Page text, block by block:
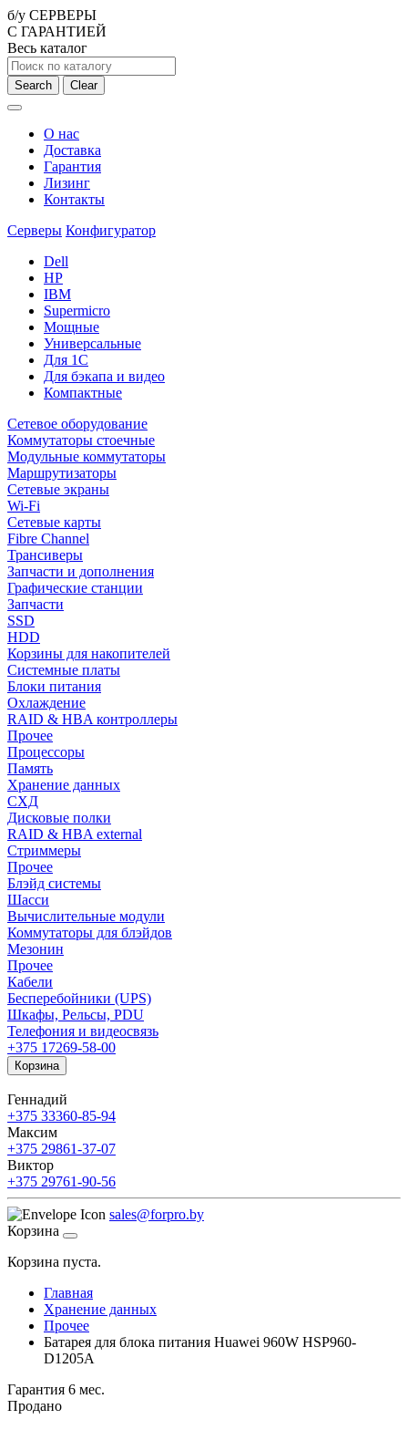
б/у СЕРВЕРЫ
С ГАРАНТИЕЙ
Весь каталог
Search Clear
О нас
Доставка
Гарантия
Лизинг
Контакты
Серверы Конфигуратор
Dell
HP
IBM
Supermicro
Мощные
Универсальные
Для 1С
Для бэкапа и видео
Компактные
Сетевое оборудование
Коммутаторы стоечные
Модульные коммутаторы
Маршрутизаторы
Сетевые экраны
Wi-Fi
Сетевые карты
Fibre Channel
Трансиверы
Запчасти и дополнения
Графические станции
Запчасти
SSD
HDD
Корзины для накопителей
Системные платы
Блоки питания
Охлаждение
RAID & HBA контроллеры
Прочее
Процессоры
Память
Хранение данных
СХД
Дисковые полки
RAID & HBA external
Стриммеры
Прочее
Блэйд системы
Шасси
Вычислительные модули
Коммутаторы для блэйдов
Мезонин
Прочее
Кабели
Бесперебойники (UPS)
Шкафы, Рельсы, PDU
Телефония и видеосвязь
+375 17269-58-00
Корзина
Геннадий
+375 33360-85-94
Максим
+375 29861-37-07
Виктор
+375 29761-90-56
sales@forpro.by
Корзина
Корзина пуста.
Главная
Хранение данных
Прочее
Батарея для блока питания Huawei 960W HSP960-
D1205A
Гарантия 6 мес.
Продано